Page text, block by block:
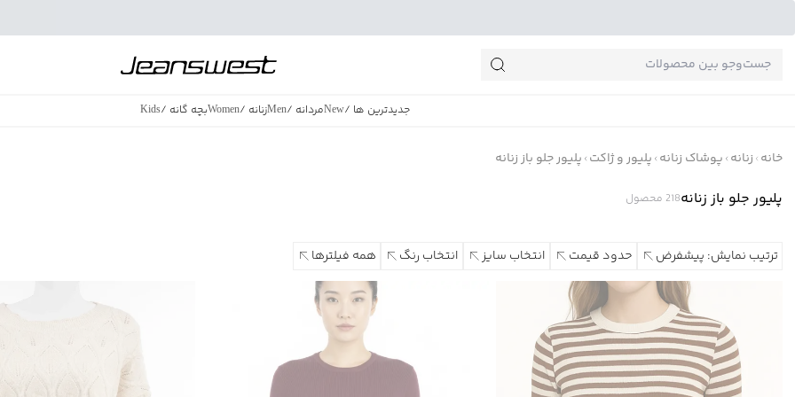
جدیدترین ها /
Newمردانه /
Menزنانه /
Womenبچه گانه /
Kids
خانه زنانه پوشاک زنانه پلیور و ژاکت پلیور جلو باز زنانه
پلیور جلو باز زنانه218 محصول
ترتیب نمایش: پیشفرض حدود قیمت انتخاب سایز انتخاب رنگ همه فیلترها